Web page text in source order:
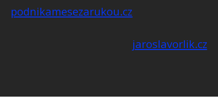
podnikamesezarukou.cz
jaroslavorlik.cz